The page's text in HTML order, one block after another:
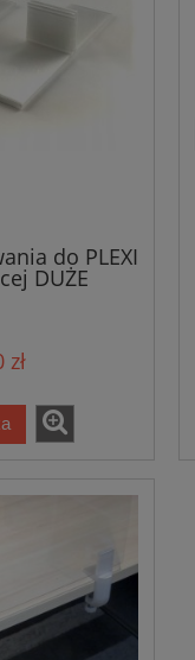
do PLEXI
DUŻE
zł